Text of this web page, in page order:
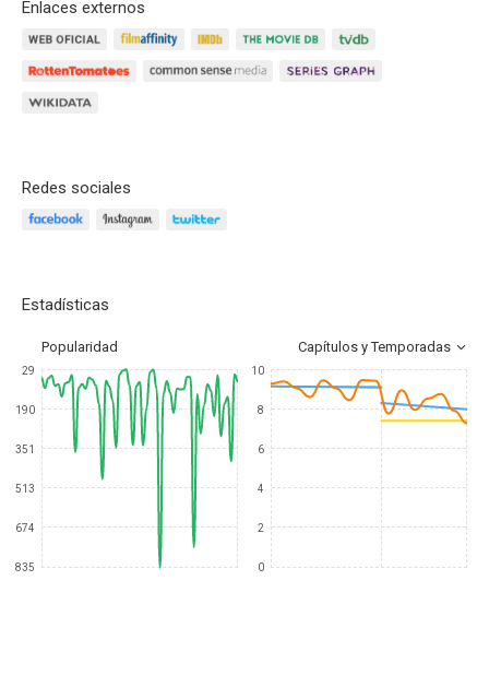
Enlaces externos
Redes sociales
Estadísticas
Popularidad Capítulos y Temporadas
29
190
351
513
674
835
10
8
6
4
2
0